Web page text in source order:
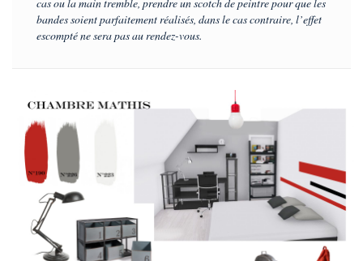
bandes soient parfaitement réalisés, dans le cas contraire, l’effet
escompté ne sera pas au rendez-vous.